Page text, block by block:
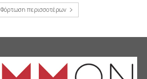
Φόρτωση περισσοτέρων